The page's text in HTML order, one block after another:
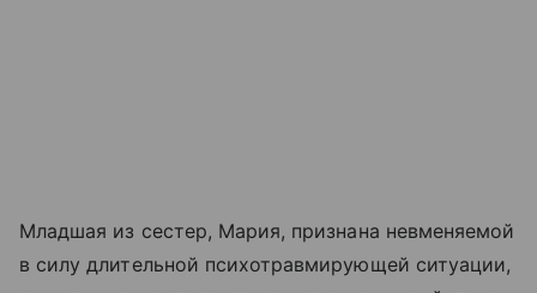
Младшая из сестер, Мария, признана невменяемой
в силу длительной психотравмирующей ситуации,